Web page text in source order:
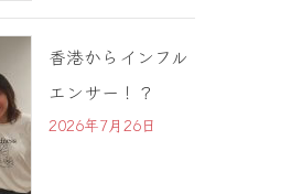
香港からインフル
エンサー！？
2026年7月26日